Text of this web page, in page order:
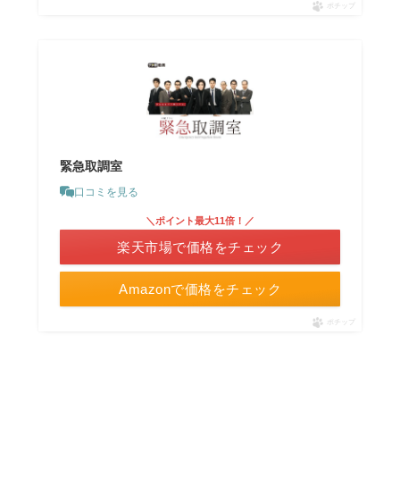
ポチップ
緊急取調室
口コミを見る
Amazonで価格をチェック
＼ポイント最大11倍！／
楽天市場で価格をチェック
ポチップ